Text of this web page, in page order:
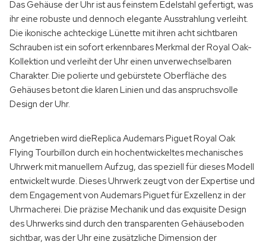
Das Gehäuse der Uhr ist aus feinstem Edelstahl gefertigt, was
ihr eine robuste und dennoch elegante Ausstrahlung verleiht.
Die ikonische achteckige Lünette mit ihren acht sichtbaren
Schrauben ist ein sofort erkennbares Merkmal der Royal Oak-
Kollektion und verleiht der Uhr einen unverwechselbaren
Charakter. Die polierte und gebürstete Oberfläche des
Gehäuses betont die klaren Linien und das anspruchsvolle
Design der Uhr.
Angetrieben wird dieReplica Audemars Piguet Royal Oak
Flying Tourbillon durch ein hochentwickeltes mechanisches
Uhrwerk mit manuellem Aufzug, das speziell für dieses Modell
entwickelt wurde. Dieses Uhrwerk zeugt von der Expertise und
dem Engagement von Audemars Piguetfür Exzellenz in der
Uhrmacherei. Die präzise Mechanik und das exquisite Design
des Uhrwerks sind durch den transparenten Gehäuseboden
sichtbar, was der Uhr eine zusätzliche Dimension der